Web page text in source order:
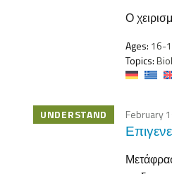
Ο
Ages: 16-
Topics:
UNDERSTAND February